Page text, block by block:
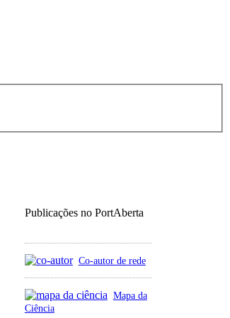
Publicações no PortAberta
Co-autor de rede
Mapa da
Ciência